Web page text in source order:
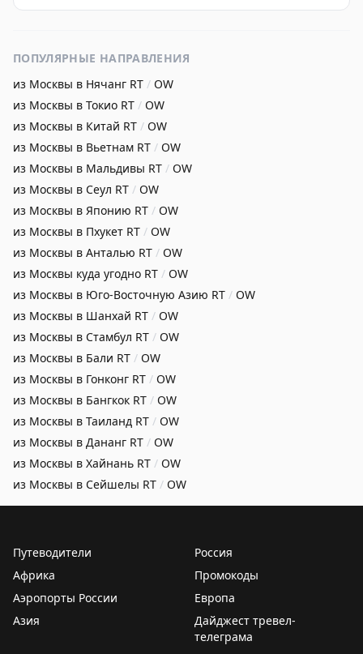
ПОПУЛЯРНЫЕ НАПРАВЛЕНИЯ
из Москвы в Нячанг RT / OW
из Москвы в Токио RT / OW
из Москвы в Китай RT / OW
из Москвы в Вьетнам RT / OW
из Москвы в Мальдивы RT / OW
из Москвы в Сеул RT / OW
из Москвы в Японию RT / OW
из Москвы в Пхукет RT / OW
из Москвы в Анталью RT / OW
из Москвы куда угодно RT / OW
из Москвы в Юго-Восточную Азию RT / OW
из Москвы в Шанхай RT / OW
из Москвы в Стамбул RT / OW
из Москвы в Бали RT / OW
из Москвы в Гонконг RT / OW
из Москвы в Бангкок RT / OW
из Москвы в Таиланд RT / OW
из Москвы в Дананг RT / OW
из Москвы в Хайнань RT / OW
из Москвы в Сейшелы RT / OW
Путеводители
Россия
Африка
Промокоды
Аэропорты России
Европа
Азия
Дайджест тревел-
телеграма